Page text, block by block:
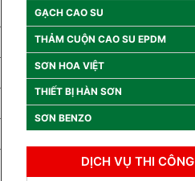
GẠCH CAO SU
THẢM CUỘN CAO SU EPDM
SƠN HOA VIỆT
THIẾT BỊ HÀN SƠN
SƠN BENZO
DỊCH VỤ THI CÔNG